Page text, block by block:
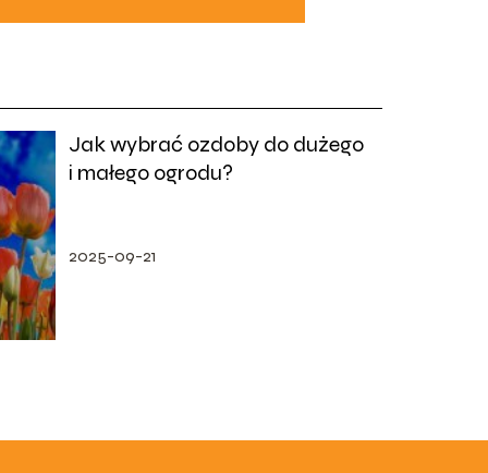
Jak wybrać ozdoby do dużego
i małego ogrodu?
2025-09-21